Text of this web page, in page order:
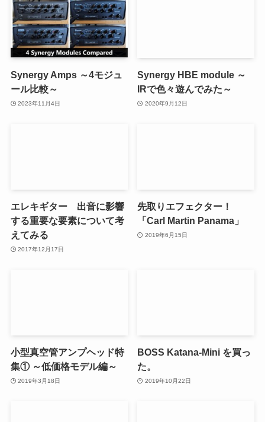
Synergy Amps ～4モジュ
ール比較～
2023年11月4日
Synergy HBE module ～
IRで色々遊んでみた～
2020年9月12日
エレキギター 出音に影響
する重要な要素について考
えてみる
2017年12月17日
先取りエフェクター！
「Carl Martin Panama」
2019年6月15日
小型真空管アンプヘッド特
集① ～低価格モデル編～
2019年3月18日
BOSS Katana-Mini を買っ
た。
2019年10月22日